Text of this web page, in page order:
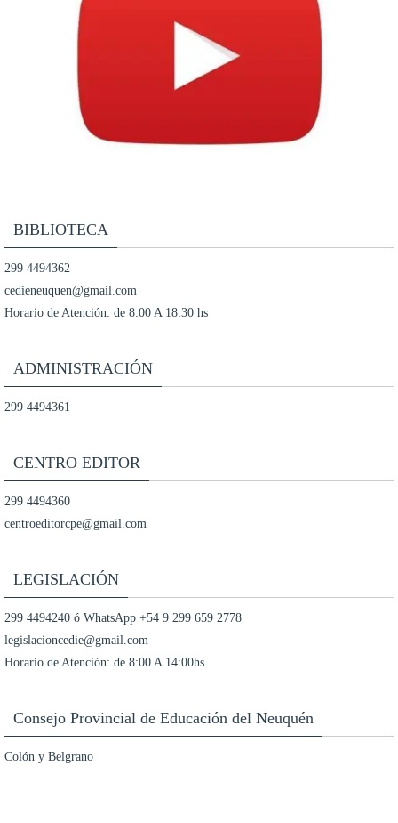
BIBLIOTECA
299 4494362
cedieneuquen@gmail.com
Horario de Atención: de 8:00 A 18:30 hs
ADMINISTRACIÓN
299 4494361
CENTRO EDITOR
299 4494360
centroeditorcpe@gmail.com
LEGISLACIÓN
299 4494240 ó WhatsApp +54 9 299 659 2778
legislacioncedie@gmail.com
Horario de Atención: de 8:00 A 14:00hs.
Consejo Provincial de Educación del Neuquén
Colón y Belgrano